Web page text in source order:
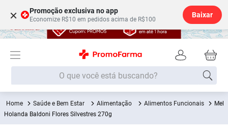
× Promoção exclusiva no app
Economize R$10 em pedidos acima de R$100
Baixar
O que você está buscando?
Saúde e Bem Estar Alimentação Alimentos Funcionais
Mel
Holanda Baldoni Flores Silvestres 270g
Termos mais buscados
1º Fralda